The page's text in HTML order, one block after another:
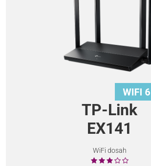
TP-Link
EX141
WiFi dosah